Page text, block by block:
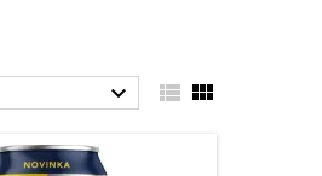
  